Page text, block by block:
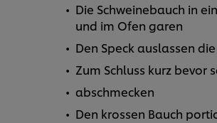
Die Schweinebauch in
und im Ofen garen
Den Speck auslassen
Zum Schluss kurz bevor
abschmecken
Den krossen Bauch